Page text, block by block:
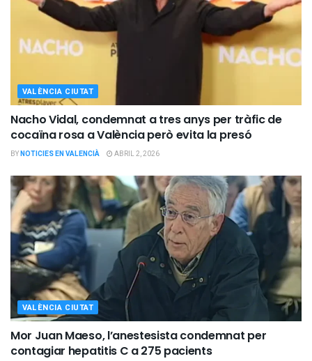
VALÈNCIA CIUTAT
Nacho Vidal, condemnat a tres anys per tràfic de
cocaïna rosa a València però evita la presó
BYNOTICIES EN VALENCIÀ ABRIL 2, 2026
VALÈNCIA CIUTAT
Mor Juan Maeso, l’anestesista condemnat per
contagiar hepatitis C a 275 pacients